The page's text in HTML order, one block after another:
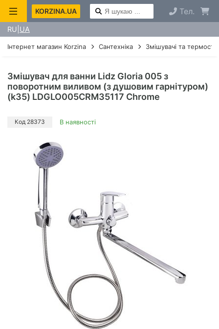
KORZINA.UA Тел.
RU UA
Інтернет магазин Korzina Сантехніка Змішувачі та
Змішувач для ванни Lidz Gloria 005 з
поворотним виливом (з душовим гарнітуром)
(k35) LDGLO005CRM35117 Chrome
Код 28373 В наявності